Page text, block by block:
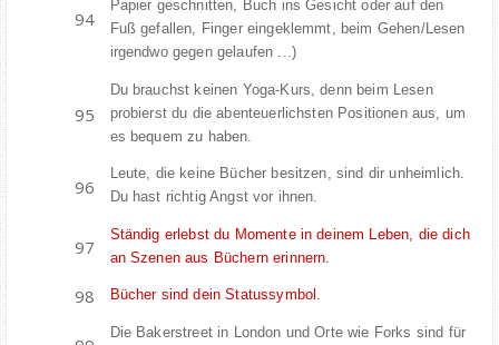
Papier geschnitten, Buch ins Gesicht oder auf den
Fuß gefallen, Finger eingeklemmt, beim Gehen/Lesen
irgendwo gegen gelaufen ...)
Du brauchst keinen Yoga-Kurs, denn beim Lesen
probierst du die abenteuerlichsten Positionen aus, um
es bequem zu haben.
Leute, die keine Bücher besitzen, sind dir unheimlich.
Du hast richtig Angst vor ihnen.
Ständig erlebst du Momente in deinem Leben, die dich
an Szenen aus Büchern erinnern.
Bücher sind dein Statussymbol.
Die Bakerstreet in London und Orte wie Forks sind für